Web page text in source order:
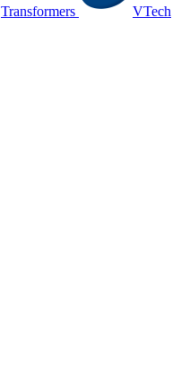
Transformers VTech